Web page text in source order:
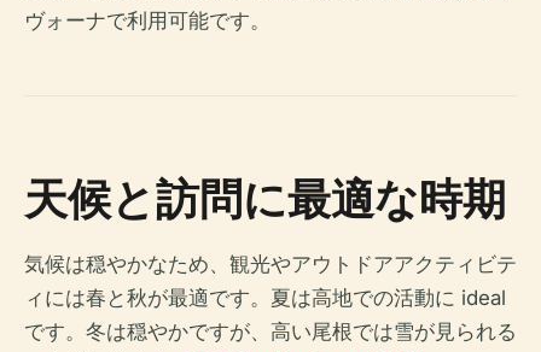
ヴォーナで利用可能です。
天候と訪問に最適な時期
気候は穏やかなため、観光やアウトドアアクティビテ
ィには春と秋が最適です。夏は高地での活動に ideal
です。冬は穏やかですが、高い尾根では雪が見られる